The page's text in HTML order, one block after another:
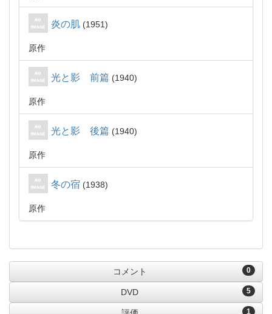
炎の肌 1951
原作
光と影 前篇 1940
原作
光と影 後篇 1940
原作
冬の宿 1938
原作
0
コメント
5
DVD
1